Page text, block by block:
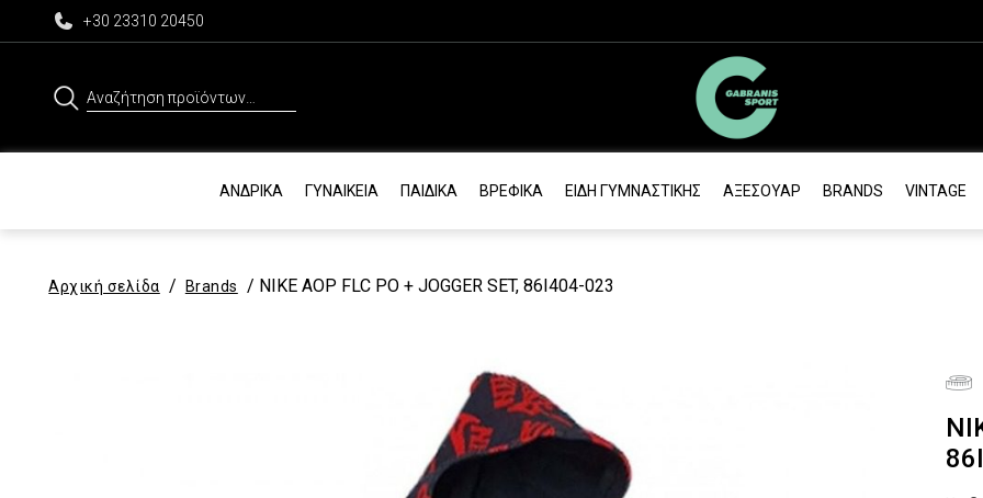
+30 23310 20450
ΑΝΔΡΙΚΆ ΓΥΝΑΙΚΕΊΑ ΠΑΙΔΙΚΆ ΒΡΕΦΙΚΆ ΕΊΔΗ ΓΥΜΝΑΣΤΙΚΉΣ ΑΞΕΣΟΥΆΡ BRANDS VINTAGE
Αρχική σελίδα / Brands / NIKE AOP FLC PO + JOGGER SET, 86I404-023